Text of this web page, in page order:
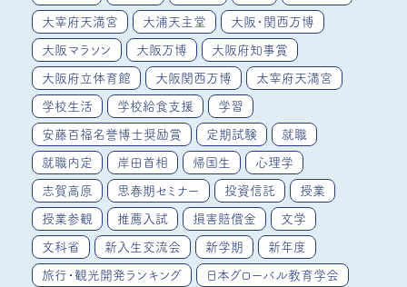
大宰府天満宮 大浦天主堂 大阪・関西万博
大阪マラソン 大阪万博 大阪府知事賞
大阪府立体育館 大阪関西万博 太宰府天満宮
学校生活 学校給食支援 学習
安藤百福名誉博士奨励賞 定期試験 就職
就職内定 岸田首相 帰国生 心理学
志賀高原 思春期セミナー 投資信託 授業
授業参観 推薦入試 損害賠償金 文学
文科省 新入生交流会 新学期 新年度
旅行・観光開発ランキング 日本グローバル教育学会